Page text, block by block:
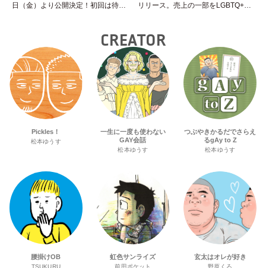
日（金）より公開決定！初回は待望
リリース。売上の一部をLGBTQ+＆
CREATOR
Pickles！
松本ゆうす
一生に一度も使わない
GAY会話
松本ゆうす
つぶやきかるだでさらえ
るgAy to Z
松本ゆうす
腰掛けOB
TSUKURU
虹色サンライズ
前田ポケット
玄太はオレが好き
野原くろ